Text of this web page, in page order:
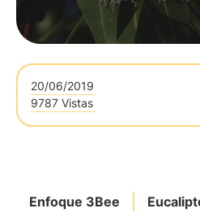
20/06/2019
9787 Vistas
Enfoque 3Bee